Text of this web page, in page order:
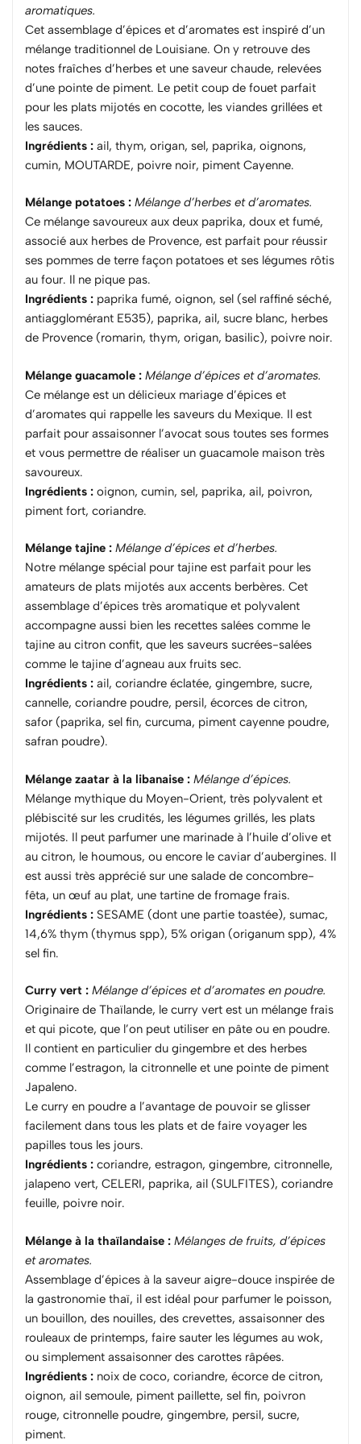
aromatiques.
Cet assemblage d’épices et d’aromates est inspiré d’un
mélange traditionnel de Louisiane. On y retrouve des
notes fraîches d’herbes et une saveur chaude, relevées
d’une pointe de piment. Le petit coup de fouet parfait
pour les plats mijotés en cocotte, les viandes grillées et
les sauces.
Ingrédients : ail, thym, origan, sel, paprika, oignons,
cumin, MOUTARDE, poivre noir, piment Cayenne.
Mélange potatoes : Mélange d’herbes et d’aromates.
Ce mélange savoureux aux deux paprika, doux et fumé,
associé aux herbes de Provence, est parfait pour réussir
ses pommes de terre façon potatoes et ses légumes rôtis
au four. Il ne pique pas.
Ingrédients : paprika fumé, oignon, sel (sel raffiné séché,
antiagglomérant E535), paprika, ail, sucre blanc, herbes
de Provence (romarin, thym, origan, basilic), poivre noir.
Mélange guacamole : Mélange d’épices et d’aromates.
Ce mélange est un délicieux mariage d’épices et
d’aromates qui rappelle les saveurs du Mexique. Il est
parfait pour assaisonner l’avocat sous toutes ses formes
et vous permettre de réaliser un guacamole maison très
savoureux.
Ingrédients : oignon, cumin, sel, paprika, ail, poivron,
piment fort, coriandre.
Mélange tajine : Mélange d’épices et d’herbes.
Notre mélange spécial pour tajine est parfait pour les
amateurs de plats mijotés aux accents berbères. Cet
assemblage d’épices très aromatique et polyvalent
accompagne aussi bien les recettes salées comme le
tajine au citron confit, que les saveurs sucrées-salées
comme le tajine d’agneau aux fruits sec.
Ingrédients : ail, coriandre éclatée, gingembre, sucre,
cannelle, coriandre poudre, persil, écorces de citron,
safor (paprika, sel fin, curcuma, piment cayenne poudre,
safran poudre).
Mélange zaatar à la libanaise : Mélange d’épices.
Mélange mythique du Moyen-Orient, très polyvalent et
plébiscité sur les crudités, les légumes grillés, les plats
mijotés. Il peut parfumer une marinade à l’huile d’olive et
au citron, le houmous, ou encore le caviar d’aubergines. Il
est aussi très apprécié sur une salade de concombre-
fêta, un œuf au plat, une tartine de fromage frais.
Ingrédients : SESAME (dont une partie toastée), sumac,
14,6% thym (thymus spp), 5% origan (origanum spp), 4%
sel fin.
Curry vert : Mélange d’épices et d’aromates en poudre.
Originaire de Thaïlande, le curry vert est un mélange frais
et qui picote, que l’on peut utiliser en pâte ou en poudre.
Il contient en particulier du gingembre et des herbes
comme l’estragon, la citronnelle et une pointe de piment
Japaleno.
Le curry en poudre a l’avantage de pouvoir se glisser
facilement dans tous les plats et de faire voyager les
papilles tous les jours.
Ingrédients : coriandre, estragon, gingembre, citronnelle,
jalapeno vert, CELERI, paprika, ail (SULFITES), coriandre
feuille, poivre noir.
Mélange à la thaïlandaise : Mélanges de fruits, d’épices
et aromates.
Assemblage d’épices à la saveur aigre-douce inspirée de
la gastronomie thaï, il est idéal pour parfumer le poisson,
un bouillon, des nouilles, des crevettes, assaisonner des
rouleaux de printemps, faire sauter les légumes au wok,
ou simplement assaisonner des carottes râpées.
Ingrédients : noix de coco, coriandre, écorce de citron,
oignon, ail semoule, piment paillette, sel fin, poivron
rouge, citronnelle poudre, gingembre, persil, sucre,
piment.